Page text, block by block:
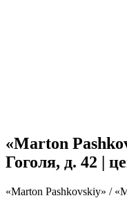
«Marton
Гоголя, д. 42 |
«Marton Pashkovskiy» /